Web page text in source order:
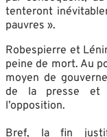
tenteront
pauvres ».
Robespierre et
peine de mort. Au
moyen de
de la presse et
l’opposition.
Bref, la fin